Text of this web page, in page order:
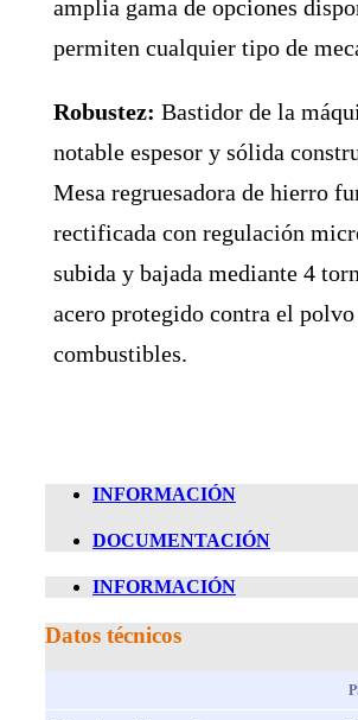
amplia gama de opciones
permiten cualquier tipo de
Robustez: Bastidor de la
notable espesor y sólida
Mesa regruesadora de hierro
rectificada con regulación
subida y bajada mediante 4
acero protegido contra el
combustibles.
INFORMACIÓN
DOCUMENTACIÓN
INFORMACIÓN
Datos técnicos